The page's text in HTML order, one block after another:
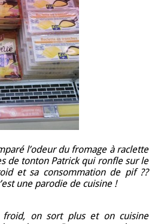
l’odeur du fromage à raclette
de tonton Patrick qui ronfle sur le
et sa consommation de pif ??
une parodie de cuisine !
on sort plus et on cuisine